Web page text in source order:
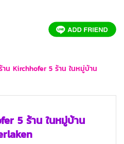
าน Kirchhofer 5 ร้าน ในหมู่บ้าน
5 ร้าน ในหมู่บ้าน